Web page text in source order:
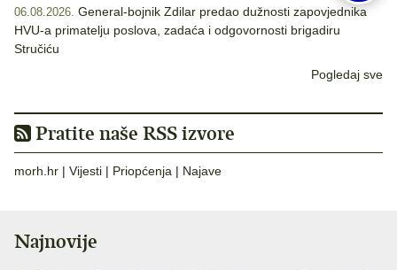
06.08.2026. General-bojnik Zdilar predao dužnosti zapovjednika
HVU-a primatelju poslova, zadaća i odgovornosti brigadiru
Stručiću
Pogledaj sve
Pratite naše RSS izvore
morh.hr | Vijesti | Priopćenja | Najave
Najnovije